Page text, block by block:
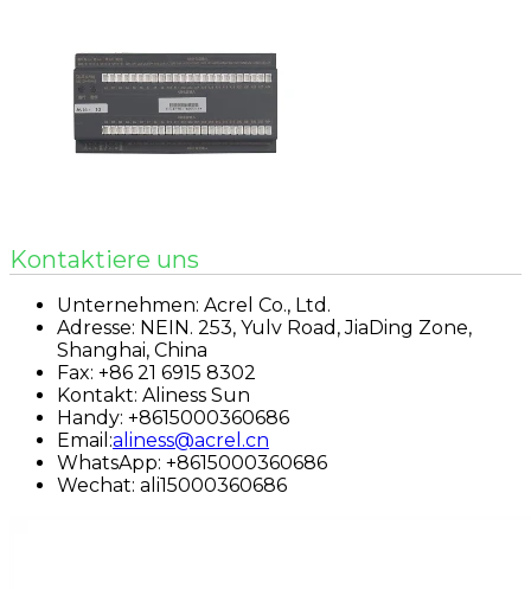
Kontaktiere uns
Unternehmen: Acrel Co., Ltd.
Adresse: NEIN. 253, Yulv Road, JiaDing Zone,
Shanghai, China
Fax: +86 21 6915 8302
Kontakt: Aliness Sun
Handy: +8615000360686
Email:aliness@acrel.cn
WhatsApp: +8615000360686
Wechat: ali15000360686